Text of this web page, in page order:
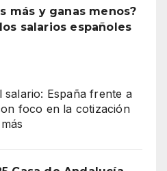
más y ganas menos?
salarios españoles
salario: España frente a
foco en la cotización